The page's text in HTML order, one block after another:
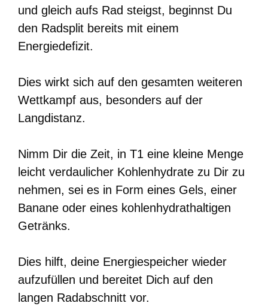
und gleich aufs Rad steigst, beginnst Du
den Radsplit bereits mit einem
Energiedefizit.
Dies wirkt sich auf den gesamten weiteren
Wettkampf aus, besonders auf der
Langdistanz.
Nimm Dir die Zeit, in T1 eine kleine Menge
leicht verdaulicher Kohlenhydrate zu Dir zu
nehmen, sei es in Form eines Gels, einer
Banane oder eines kohlenhydrathaltigen
Getränks.
Dies hilft, deine Energiespeicher wieder
aufzufüllen und bereitet Dich auf den
langen Radabschnitt vor.